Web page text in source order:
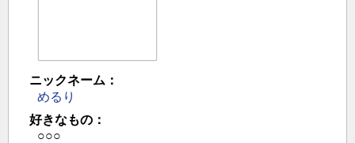
ニックネーム：
めるり
好きなもの：
○○○